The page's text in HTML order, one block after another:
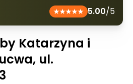
5.00/5
Katarzyna i
ul.